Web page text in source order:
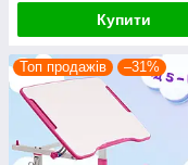
Купити
Топ продажів –31%